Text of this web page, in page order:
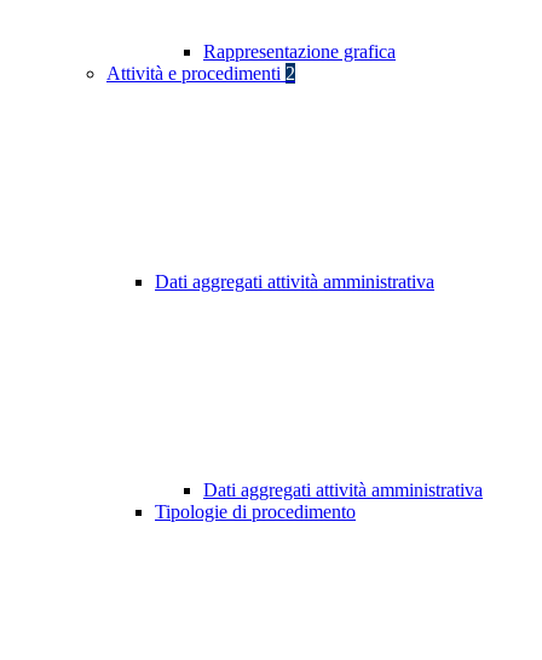
Rappresentazione grafica
Attività e procedimenti 2
Dati aggregati attività amministrativa
Dati aggregati attività amministrativa
Tipologie di procedimento